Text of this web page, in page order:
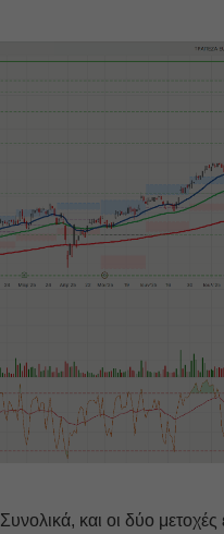
Συνολικά, και οι δύο μετοχές